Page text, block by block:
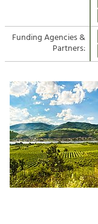
Suche
Impressum
Kontakt
Tourism
Offer
Art &
Crafts, Science
Social
& Identity
Equality, Youth
Climate Change,
Funding Agencies &
Partners: